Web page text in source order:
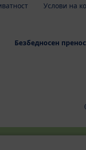
Услови на
Безбедносен